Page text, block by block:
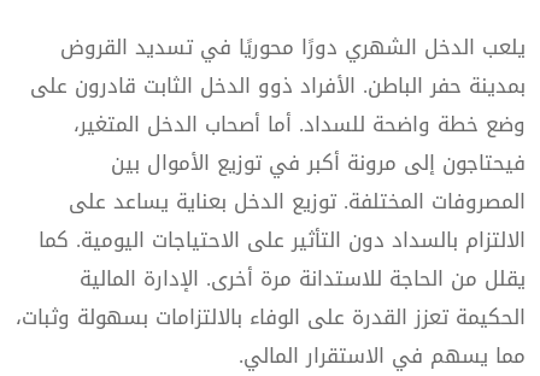
يلعب الدخل الشهري دورًا محوريًا في تسديد القروض
بمدينة حفر الباطن. الأفراد ذوو الدخل الثابت قادرون على
وضع خطة واضحة للسداد. أما أصحاب الدخل المتغير،
فيحتاجون إلى مرونة أكبر في توزيع الأموال بين
المصروفات المختلفة. توزيع الدخل بعناية يساعد على
الالتزام بالسداد دون التأثير على الاحتياجات اليومية. كما
يقلل من الحاجة للاستدانة مرة أخرى. الإدارة المالية
الحكيمة تعزز القدرة على الوفاء بالالتزامات بسهولة وثبات،
مما يسهم في الاستقرار المالي.